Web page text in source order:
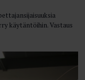
käytäntöihin. Vastaus